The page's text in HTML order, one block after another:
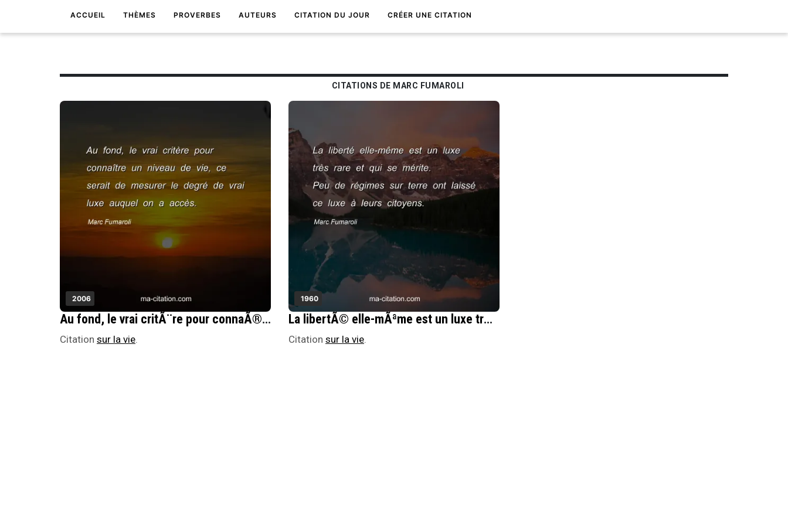
ACCUEIL THÈMES PROVERBES AUTEURS CITATION DU JOUR CRÉER UNE CITATION
CITATIONS DE MARC FUMAROLI
2006
Au fond, le vrai critÃ¨re pour connaÃ®tre un niveau de vie, ce serait de mesurer le degrÃ© de vrai luxe auquel on a accÃ¨s.
Citation sur la vie.
1960
La libertÃ© elle-mÃªme est un luxe trÃ¨s rare et qui se mÃ©rite. Peu de rÃ©gimes sur terre ont laissÃ© ce luxe Ã leurs citoyens.
Citation sur la vie.